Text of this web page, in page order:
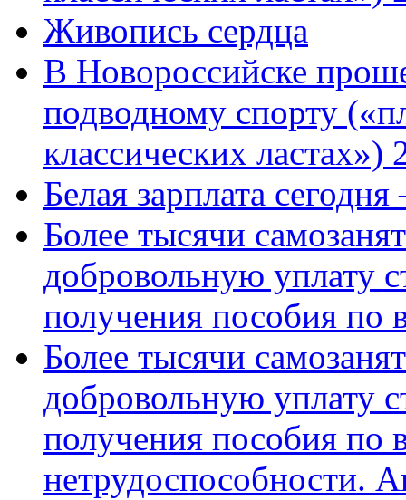
Живопись сердца
В Новороссийске
подводному спорту
классических ластах»)
Белая зарплата
Более тысячи
добровольную уплату
получения пособия по
Более тысячи
добровольную уплату
получения пособия по
нетрудоспособности.